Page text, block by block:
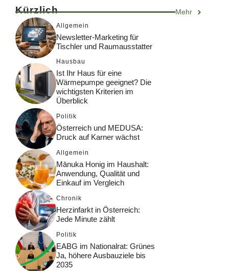
Kürzlich Mehr
Allgemein
Newsletter-Marketing für
Tischler und Raumausstatter
Hausbau
Ist Ihr Haus für eine
Wärmepumpe geeignet? Die
wichtigsten Kriterien im
Überblick
Politik
Österreich und MEDUSA:
Druck auf Karner wächst
Allgemein
Mānuka Honig im Haushalt:
Anwendung, Qualität und
Einkauf im Vergleich
Chronik
Herzinfarkt in Österreich:
Jede Minute zählt
Politik
EABG im Nationalrat: Grünes
Ja, höhere Ausbauziele bis
2035